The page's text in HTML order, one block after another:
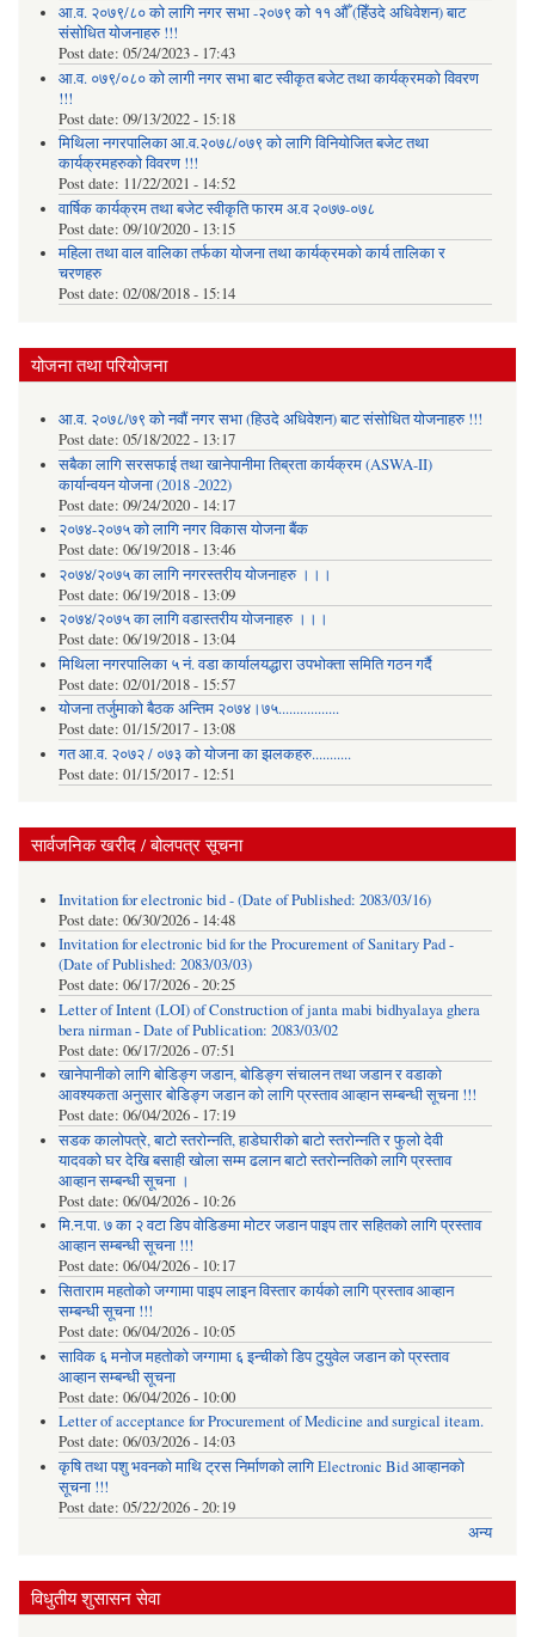
आ.व. २०७९/८० को लागि नगर सभा -२०७९ को ११ औँ (हिँउदे अधिवेशन) बाट
संसोधित योजनाहरु !!!
Post date: 05/24/2023 - 17:43
आ.व. ०७९/०८० को लागी नगर सभा बाट स्वीकृत बजेट तथा कार्यक्रमको विवरण
!!!
Post date: 09/13/2022 - 15:18
मिथिला नगरपालिका आ.व.२०७८/०७९ को लागि विनियोजित बजेट तथा
कार्यक्रमहरुको विवरण !!!
Post date: 11/22/2021 - 14:52
वार्षिक कार्यक्रम तथा बजेट स्वीकृति फारम अ.व २०७७-०७८
Post date: 09/10/2020 - 13:15
महिला तथा वाल वालिका तर्फका याेजना तथा कार्यक्रमकाे कार्य तालिका र
चरणहरु
Post date: 02/08/2018 - 15:14
योजना तथा परियोजना
आ.व. २०७८/७९ को नवौं नगर सभा (हिउदे अधिवेशन) बाट संसोधित योजनाहरु !!!
Post date: 05/18/2022 - 13:17
सबैका लागि सरसफाई तथा खानेपानीमा तिब्रता कार्यक्रम (ASWA-II)
कार्यान्वयन योजना (2018 -2022)
Post date: 09/24/2020 - 14:17
२०७४-२०७५ को लागि नगर विकास योजना बैंक
Post date: 06/19/2018 - 13:46
२०७४/२०७५ का लागि नगरस्तरीय योजनाहरु ।।।
Post date: 06/19/2018 - 13:09
२०७४/२०७५ का लागि वडास्तरीय योजनाहरु ।।।
Post date: 06/19/2018 - 13:04
मिथिला नगरपालिका ५ नं. वडा कार्यालयद्धारा उपभोक्ता समिति गठन गर्दै
Post date: 02/01/2018 - 15:57
याेजना तर्जुमाकाे बैठक अन्तिम २०७४।७५.................
Post date: 01/15/2017 - 13:08
गत आ.व. २०७२ / ०७३ को योजना का झलकहरु...........
Post date: 01/15/2017 - 12:51
सार्वजनिक खरीद / बोलपत्र सूचना
Invitation for electronic bid - (Date of Published: 2083/03/16)
Post date: 06/30/2026 - 14:48
Invitation for electronic bid for the Procurement of Sanitary Pad -
(Date of Published: 2083/03/03)
Post date: 06/17/2026 - 20:25
Letter of Intent (LOI) of Construction of janta mabi bidhyalaya ghera
bera nirman - Date of Publication: 2083/03/02
Post date: 06/17/2026 - 07:51
खानेपानीको लागि बोडिङ्ग जडान, बोडिङ्ग संचालन तथा जडान र वडाको
आवश्यकता अनुसार बोडिङ्ग जडान को लागि प्रस्ताव आव्हान सम्बन्धी सूचना !!!
Post date: 06/04/2026 - 17:19
सडक कालोपत्रे, बाटो स्तरोन्नति, हाडेघारीको बाटो स्तरोन्नति र फुलो देवी
यादवको घर देखि बसाही खोला सम्म ढलान बाटो स्तरोन्नतिको लागि प्रस्ताव
आव्हान सम्बन्धी सूचना ।
Post date: 06/04/2026 - 10:26
मि.न.पा. ७ का २ वटा डिप वोडिङमा मोटर जडान पाइप तार सहितको लागि प्रस्ताव
आव्हान सम्बन्धी सूचना !!!
Post date: 06/04/2026 - 10:17
सिताराम महतोको जग्गामा पाइप लाइन विस्तार कार्यको लागि प्रस्ताव आव्हान
सम्बन्धी सूचना !!!
Post date: 06/04/2026 - 10:05
साविक ६ मनोज महतोको जग्गामा ६ इन्चीको डिप टुयुवेल जडान को प्रस्ताव
आव्हान सम्बन्धी सूचना
Post date: 06/04/2026 - 10:00
Letter of acceptance for Procurement of Medicine and surgical iteam.
Post date: 06/03/2026 - 14:03
कृषि तथा पशु भवनको माथि ट्रस निर्माणको लागि Electronic Bid आव्हानको
सूचना !!!
Post date: 05/22/2026 - 20:19
अन्य
विधुतीय शुसासन सेवा